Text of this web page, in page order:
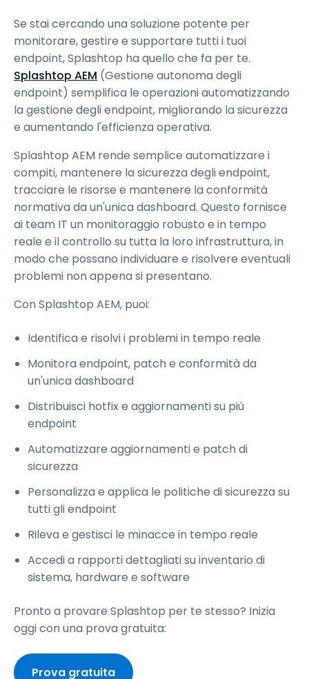
Se stai cercando una soluzione potente per
monitorare, gestire e supportare tutti i tuoi
endpoint, Splashtop ha quello che fa per te.
Splashtop AEM (Gestione autonoma degli
endpoint) semplifica le operazioni automatizzando
la gestione degli endpoint, migliorando la sicurezza
e aumentando l'efficienza operativa.
Splashtop AEM rende semplice automatizzare i
compiti, mantenere la sicurezza degli endpoint,
tracciare le risorse e mantenere la conformità
normativa da un'unica dashboard. Questo fornisce
ai team IT un monitoraggio robusto e in tempo
reale e il controllo su tutta la loro infrastruttura, in
modo che possano individuare e risolvere eventuali
problemi non appena si presentano.
Con Splashtop AEM, puoi:
Identifica e risolvi i problemi in tempo reale
Monitora endpoint, patch e conformità da
un'unica dashboard
Distribuisci hotfix e aggiornamenti su più
endpoint
Automatizzare aggiornamenti e patch di
sicurezza
Personalizza e applica le politiche di sicurezza su
tutti gli endpoint
Rileva e gestisci le minacce in tempo reale
Accedi a rapporti dettagliati su inventario di
sistema, hardware e software
Pronto a provare Splashtop per te stesso? Inizia
oggi con una prova gratuita:
Prova gratuita